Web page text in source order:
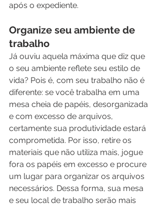
após o expediente.
Organize seu ambiente de
trabalho
Já ouviu aquela máxima que diz que
o seu ambiente reflete seu estilo de
vida? Pois é, com seu trabalho não é
diferente: se você trabalha em uma
mesa cheia de papéis, desorganizada
e com excesso de arquivos,
certamente sua produtividade estará
comprometida. Por isso, retire os
materiais que não utiliza mais, jogue
fora os papéis em excesso e procure
um lugar para organizar os arquivos
necessários. Dessa forma, sua mesa
e seu local de trabalho serão mais